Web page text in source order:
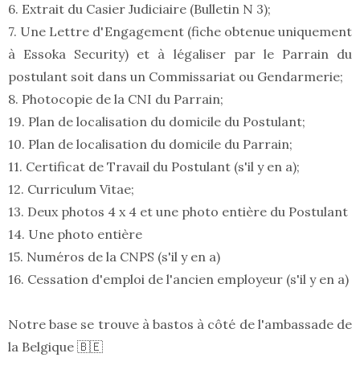
6. Extrait du Casier Judiciaire (Bulletin N 3);
7. Une Lettre d'Engagement (fiche obtenue uniquement
à Essoka Security) et à légaliser par le Parrain du
postulant soit dans un Commissariat ou Gendarmerie;
8. Photocopie de la CNI du Parrain;
19. Plan de localisation du domicile du Postulant;
10. Plan de localisation du domicile du Parrain;
11. Certificat de Travail du Postulant (s'il y en a);
12. Curriculum Vitae;
13. Deux photos 4 x 4 et une photo entière du Postulant
14. Une photo entière
15. Numéros de la CNPS (s'il y en a)
16. Cessation d'emploi de l'ancien employeur (s'il y en a)
Notre base se trouve à bastos à côté de l'ambassade de
la Belgique 🇧🇪